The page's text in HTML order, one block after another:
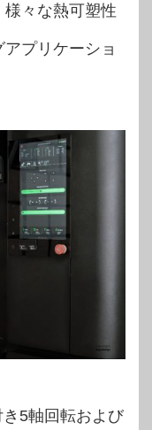
々な熱可塑性
プリケーショ
5軸回転および